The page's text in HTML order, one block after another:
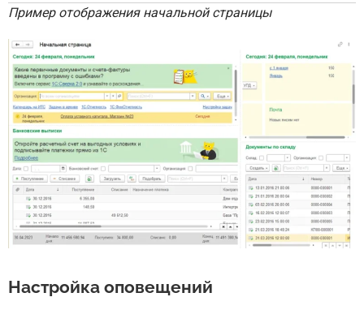
Пример отображения начальной страницы
Настройка оповещений